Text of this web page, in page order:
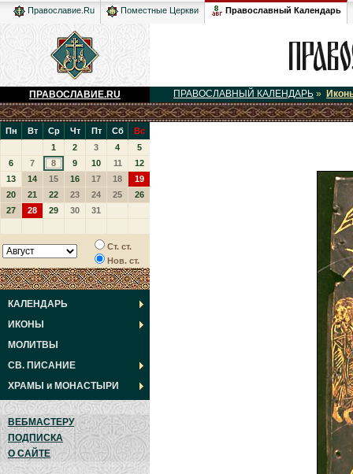
Православие.Ru Поместные Церкви Православный Календарь
ПРАВОСЛАВИЕ.RU ПРАВОСЛАВНЫЙ КАЛЕНДАРЬ »
Пн Вт Ср Чт Пт Сб
Вс
1
2 3 4
5
6
7 8 9 10 11
12
13
14 15 16 17 18
19
20
21 22 23 24 25
26
27
28 29 30 31
Ст. ст.
Нов. ст.
КАЛЕНДАРЬ
ИКОНЫ
МОЛИТВЫ
СВ. ПИСАНИЕ
ХРАМЫ и МОНАСТЫРИ
ВЕБМАСТЕРУ
ПОДПИСКА
О САЙТЕ